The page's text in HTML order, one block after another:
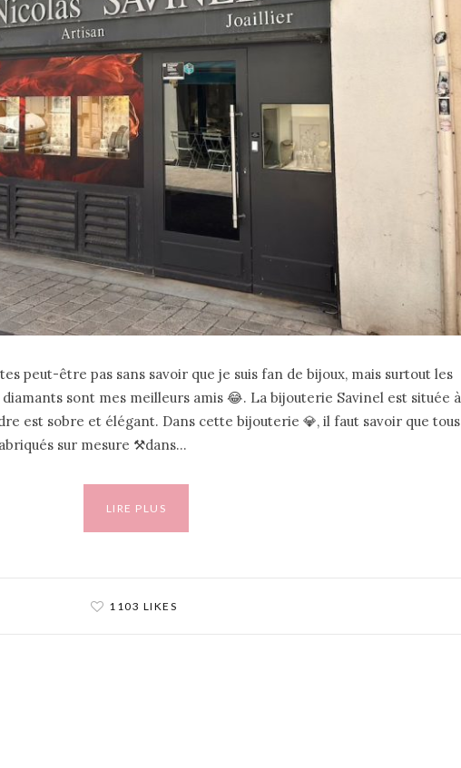
peut-être pas sans savoir que je suis fan de bijoux, mais surtout les
sont mes meilleurs amis 😂. La bijouterie Savinel est située à
est sobre et élégant. Dans cette bijouterie 💎, il faut savoir que tous
sur mesure ⚒️dans…
LIRE PLUS
1103 LIKES